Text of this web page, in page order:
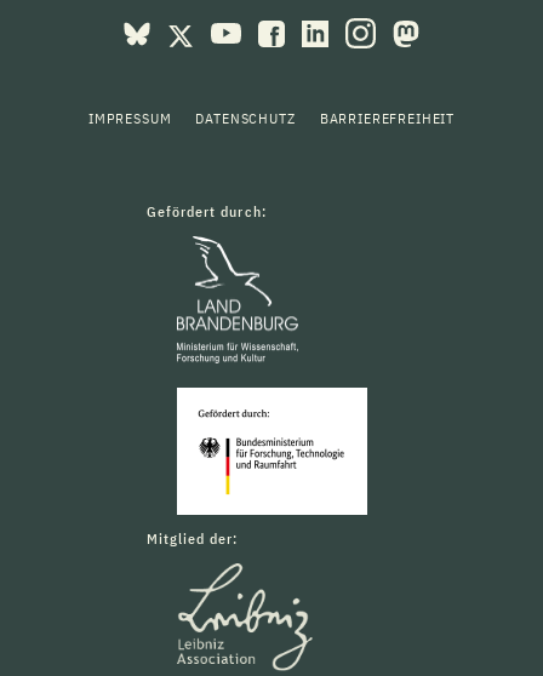
IMPRESSUM DATENSCHUTZ BARRIEREFREIHEIT
Gefördert durch:
Mitglied der: